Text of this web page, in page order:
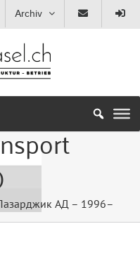
Archiv
АД – 1996–